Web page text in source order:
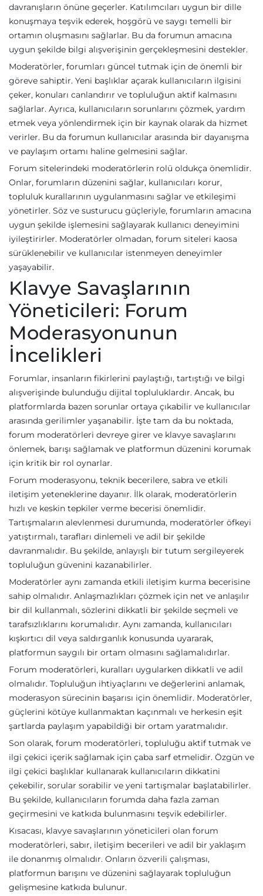
davranışların önüne geçerler. Katılımcıları uygun bir dille
konuşmaya teşvik ederek, hoşgörü ve saygı temelli bir
ortamın oluşmasını sağlarlar. Bu da forumun amacına
uygun şekilde bilgi alışverişinin gerçekleşmesini destekler.
Moderatörler, forumları güncel tutmak için de önemli bir
göreve sahiptir. Yeni başlıklar açarak kullanıcıların ilgisini
çeker, konuları canlandırır ve topluluğun aktif kalmasını
sağlarlar. Ayrıca, kullanıcıların sorunlarını çözmek, yardım
etmek veya yönlendirmek için bir kaynak olarak da hizmet
verirler. Bu da forumun kullanıcılar arasında bir dayanışma
ve paylaşım ortamı haline gelmesini sağlar.
Forum sitelerindeki moderatörlerin rolü oldukça önemlidir.
Onlar, forumların düzenini sağlar, kullanıcıları korur,
topluluk kurallarının uygulanmasını sağlar ve etkileşimi
yönetirler. Söz ve susturucu güçleriyle, forumların amacına
uygun şekilde işlemesini sağlayarak kullanıcı deneyimini
iyileştirirler. Moderatörler olmadan, forum siteleri kaosa
sürüklenebilir ve kullanıcılar istenmeyen deneyimler
yaşayabilir.
Klavye Savaşlarının
Yöneticileri: Forum
Moderasyonunun
İncelikleri
Forumlar, insanların fikirlerini paylaştığı, tartıştığı ve bilgi
alışverişinde bulunduğu dijital topluluklardır. Ancak, bu
platformlarda bazen sorunlar ortaya çıkabilir ve kullanıcılar
arasında gerilimler yaşanabilir. İşte tam da bu noktada,
forum moderatörleri devreye girer ve klavye savaşlarını
önlemek, barışı sağlamak ve platformun düzenini korumak
için kritik bir rol oynarlar.
Forum moderasyonu, teknik becerilere, sabra ve etkili
iletişim yeteneklerine dayanır. İlk olarak, moderatörlerin
hızlı ve keskin tepkiler verme becerisi önemlidir.
Tartışmaların alevlenmesi durumunda, moderatörler öfkeyi
yatıştırmalı, tarafları dinlemeli ve adil bir şekilde
davranmalıdır. Bu şekilde, anlayışlı bir tutum sergileyerek
topluluğun güvenini kazanabilirler.
Moderatörler aynı zamanda etkili iletişim kurma becerisine
sahip olmalıdır. Anlaşmazlıkları çözmek için net ve anlaşılır
bir dil kullanmalı, sözlerini dikkatli bir şekilde seçmeli ve
tarafsızlıklarını korumalıdır. Aynı zamanda, kullanıcıları
kışkırtıcı dil veya saldırganlık konusunda uyararak,
platformun saygılı bir ortam olmasını sağlamalıdırlar.
Forum moderatörleri, kuralları uygularken dikkatli ve adil
olmalıdır. Topluluğun ihtiyaçlarını ve değerlerini anlamak,
moderasyon sürecinin başarısı için önemlidir. Moderatörler,
güçlerini kötüye kullanmaktan kaçınmalı ve herkesin eşit
şartlarda paylaşım yapabildiği bir ortam yaratmalıdır.
Son olarak, forum moderatörleri, topluluğu aktif tutmak ve
ilgi çekici içerik sağlamak için çaba sarf etmelidir. Özgün ve
ilgi çekici başlıklar kullanarak kullanıcıların dikkatini
çekebilir, sorular sorabilir ve yeni tartışmalar başlatabilirler.
Bu şekilde, kullanıcıların forumda daha fazla zaman
geçirmesini ve katkıda bulunmasını teşvik edebilirler.
Kısacası, klavye savaşlarının yöneticileri olan forum
moderatörleri, sabır, iletişim becerileri ve adil bir yaklaşım
ile donanmış olmalıdır. Onların özverili çalışması,
platformun barışını ve düzenini sağlayarak topluluğun
gelişmesine katkıda bulunur.